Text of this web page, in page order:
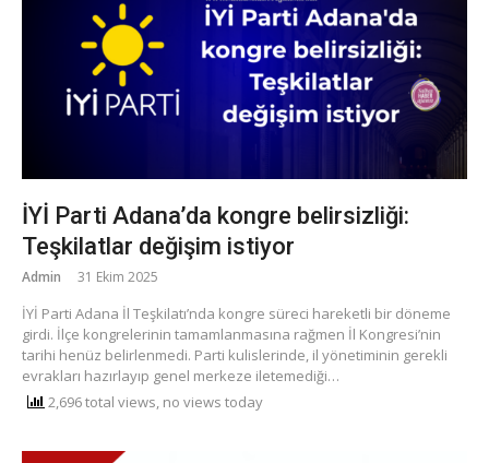
İYİ Parti Adana’da kongre belirsizliği:
Teşkilatlar değişim istiyor
Admin 31 Ekim 2025
İYİ Parti Adana İl Teşkilatı’nda kongre süreci hareketli bir döneme
girdi. İlçe kongrelerinin tamamlanmasına rağmen İl Kongresi’nin
tarihi henüz belirlenmedi. Parti kulislerinde, il yönetiminin gerekli
evrakları hazırlayıp genel merkeze iletemediği…
2,696 total views, no views today